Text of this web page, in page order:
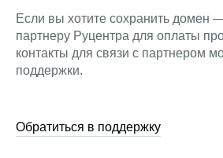
Если вы хотите сохранить домен
партнеру Руцентра для оплаты
контакты для связи с партнером
поддержки.
Обратиться в поддержку